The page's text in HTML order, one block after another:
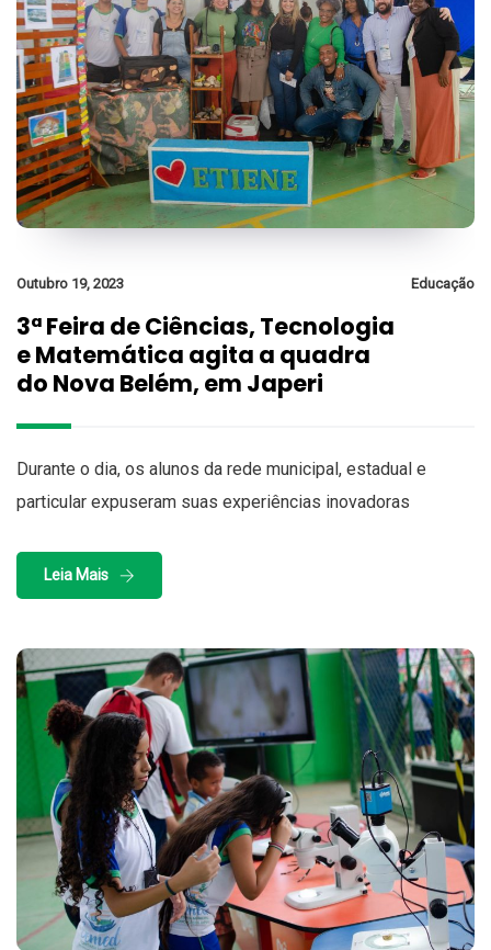
Outubro 19, 2023 Educação
3ª Feira de Ciências, Tecnologia
e Matemática agita a quadra
do Nova Belém, em Japeri
Durante o dia, os alunos da rede municipal, estadual e
particular expuseram suas experiências inovadoras
Leia Mais